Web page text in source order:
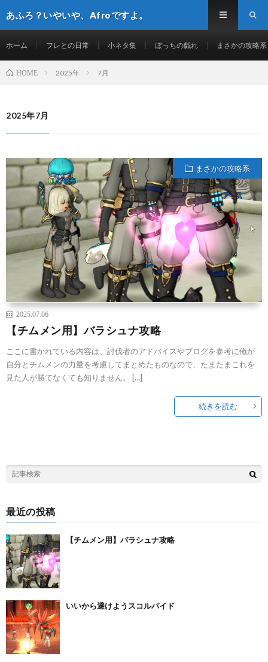
あふろ？いやいや、Afroですよ。
ホーム フレとの日常 小ネタ集 ぼっちの戯れ まさかの攻略系
HOME 2025年 7月
2025年7月
まさかの攻略系
2025.07.06
【チムメン用】バラシュナ攻略
ここに書かれている内容は、討伐者のアドバイスやブログを参考に俺が
自分とチムメンの力量を考慮してまとめたものなので、たまたまこれを
見た人が勝てなくても知りません。 […]
続きを読む
最近の投稿
【チムメン用】バラシュナ攻略
いいから避けようスコルパイド